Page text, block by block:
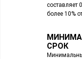
составляет
более 10%
СРОК